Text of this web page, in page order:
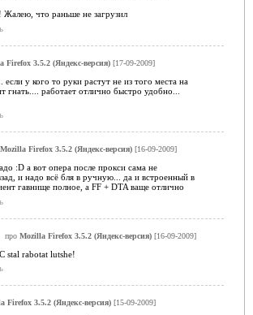
Жалею, что раньше не загрузил
Firefox 3.5.2 (Яндекс-версия)[17-09-2009]
если у кого то руки растут не из того места на
гнать.... работает отлично быстро удобно...
Mozilla Firefox 3.5.2 (Яндекс-версия)[16-09-2009]
:D а вот опера после прокси сама не
и надо всё бля в ручную... да и встроенный в
гавнище полное, а FF + DTA ваще отлично
про Mozilla Firefox 3.5.2 (Яндекс-версия)[16-09-2009]
stal rabotat lutshe!
Firefox 3.5.2 (Яндекс-версия)[15-09-2009]